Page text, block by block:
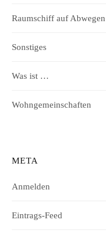
Raumschiff auf Abwegen
Sonstiges
Was ist …
Wohngemeinschaften
META
Anmelden
Eintrags-Feed